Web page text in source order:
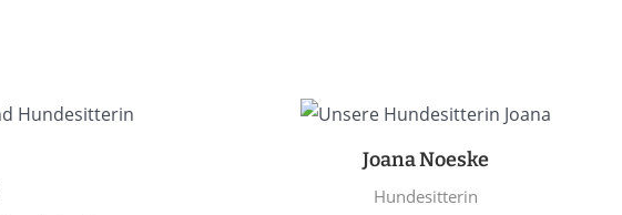
Joana Noeske
Hundesitterin